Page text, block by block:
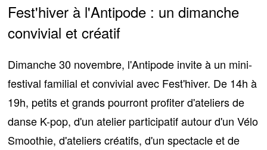
Fest'hiver à l'Antipode : un dimanche
convivial et créatif
Dimanche 30 novembre, l'Antipode invite à un mini-
festival familial et convivial avec Fest'hiver. De 14h à
19h, petits et grands pourront profiterd'ateliers de
danse K-pop, d'un atelier participatif autour d'un Vélo
Smoothie, d'ateliers créatifs, d'un spectacle et de